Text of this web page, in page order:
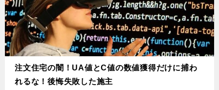
注文住宅の闇！UA値とC値の数値獲得だけに捕わ
れるな！後悔失敗した施主